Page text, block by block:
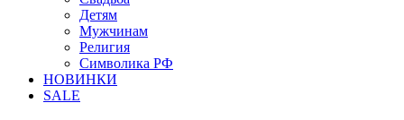
Детям
Мужчинам
Религия
Символика РФ
НОВИНКИ
SALE